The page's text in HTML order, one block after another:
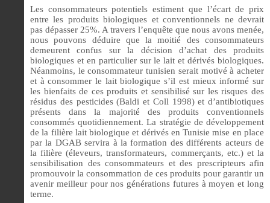
Les consommateurs potentiels estiment que l’écart de prix
entre les produits biologiques et conventionnels ne devrait
pas dépasser 25%. A travers l’enquête que nous avons menée,
nous pouvons déduire que la moitié des consommateurs
demeurent confus sur la décision d’achat des produits
biologiques et en particulier sur le lait et dérivés biologiques.
Néanmoins, le consommateur tunisien serait motivé à acheter
et à consommer le lait biologique s’il est mieux informé sur
les bienfaits de ces produits et sensibilisé sur les risques des
résidus des pesticides (Baldi et Coll 1998) et d’antibiotiques
présents dans la majorité des produits conventionnels
consommés quotidiennement. La stratégie de développement
de la filière lait biologique et dérivés en Tunisie mise en place
par la DGAB servira à la formation des différents acteurs de
la filière (éleveurs, transformateurs, commerçants, etc.) et la
sensibilisation des consommateurs et des prescripteurs afin
promouvoir la consommation de ces produits pour garantir un
avenir meilleur pour nos générations futures à moyen et long
terme.